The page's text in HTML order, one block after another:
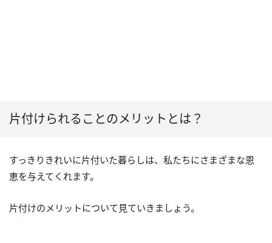
片付けられることのメリットとは？
すっきりきれいに片付いた暮らしは、私たちにさまざまな恩
恵を与えてくれます。
片付けのメリットについて見ていきましょう。